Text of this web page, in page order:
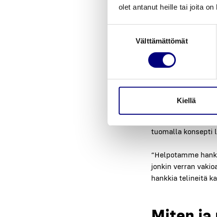
olet antanut heille tai joita
Välttämättömät
Kiellä
sen usean vuo­den
tuo­mal­la kon­sep­ti
“Hel­po­tam­me
jon­kin ver­ran
hank­kia teli­nei­tä